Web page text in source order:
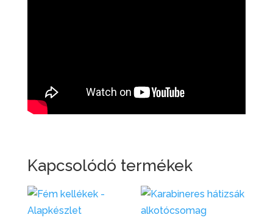
Kapcsolódó termékek